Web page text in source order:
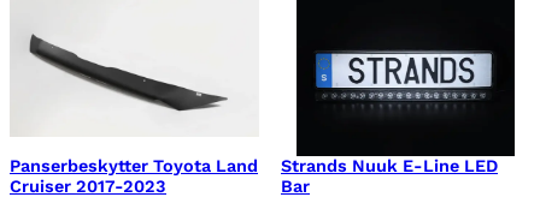
Panserbeskytter Toyota Land
Cruiser 2017-2023
Strands Nuuk E-Line LED
Bar